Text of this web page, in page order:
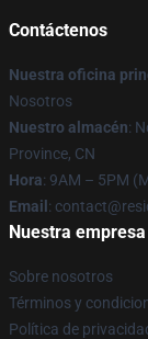
Contáctenos
Nuestra oficina
Nosotros
Nuestro almacén:
Province, CN
Hora: 9AM – 5PM
Email :
Nuestra empresa
Sobre nosotros
Términos y
Política de